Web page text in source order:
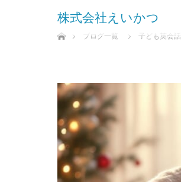
株式会社えいかつ
ホーム
ブログ一覧
子ども英会話